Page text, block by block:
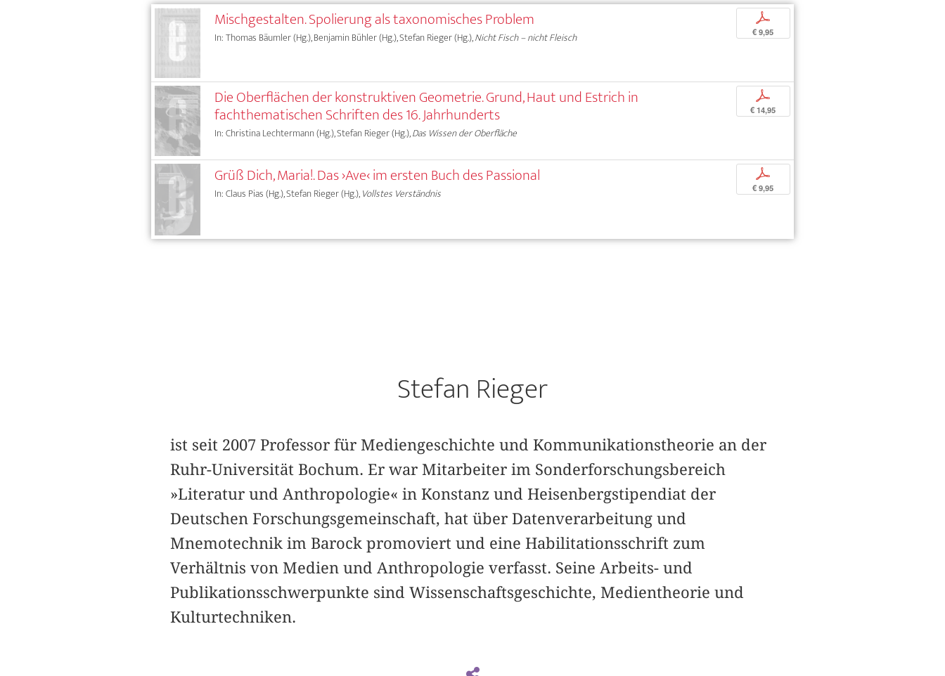
Mischgestalten. Spolierung als taxonomisches Problem
In: Thomas Bäumler (Hg.), Benjamin Bühler (Hg.), Stefan Rieger (Hg.),Nicht Fisch – nicht Fleisch
p
€ 9,95
Die Oberflächen der konstruktiven Geometrie. Grund, Haut und Estrich in
fachthematischen Schriften des 16. Jahrhunderts
In: Christina Lechtermann (Hg.), Stefan Rieger (Hg.),Das Wissen der Oberfläche
p
€ 14,95
Grüß Dich, Maria!. Das ›Ave‹ im ersten Buch des Passional
In: Claus Pias (Hg.), Stefan Rieger (Hg.),Vollstes Verständnis
p
€ 9,95
Stefan Rieger
ist seit 2007 Professor für Mediengeschichte und Kommunikationstheorie an der
Ruhr-Universität Bochum. Er war Mitarbeiter im Sonderforschungsbereich
»Literatur und Anthropologie« in Konstanz und Heisenbergstipendiat der
Deutschen Forschungsgemeinschaft, hat über Datenverarbeitung und
Mnemotechnik im Barock promoviert und eine Habilitationsschrift zum
Verhältnis von Medien und Anthropologie verfasst. Seine Arbeits- und
Publikationsschwerpunkte sind Wissenschaftsgeschichte, Medientheorie und
Kulturtechniken.